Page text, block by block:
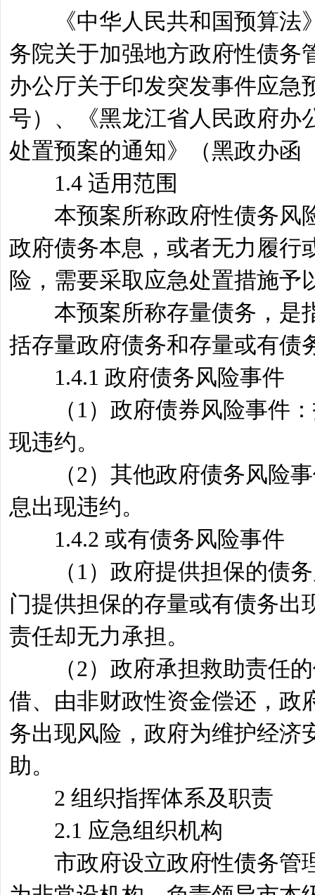
《中华人民共和国预算法》
务院关于加强地方政府性债务
办公厅关于印发突发事件应急
号）、《黑龙江省人民政府办
处置预案的通知》（黑政办函
1.4 适用范围
本预案所称政府性债务风险
政府债务本息，或者无力履行
险，需要采取应急处置措施予
本预案所称存量债务，是指
括存量政府债务和存量或有债
1.4.1 政府债务风险事件
（1）政府债券风险事件：
现违约。
（2）其他政府债务风险事
息出现违约。
1.4.2 或有债务风险事件
（1）政府提供担保的债务
门提供担保的存量或有债务出
责任却无力承担。
（2）政府承担救助责任的
借、由非财政性资金偿还，政
务出现风险，政府为维护经济
助。
2 组织指挥体系及职责
2.1 应急组织机构
市政府设立政府性债务管理